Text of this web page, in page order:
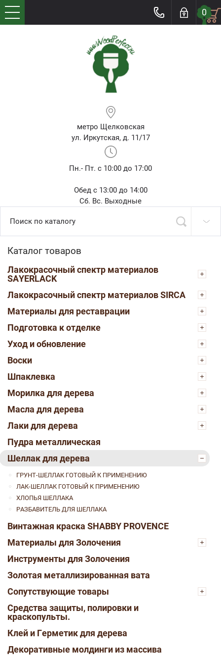
0
метро Щелковская
ул. Иркутская, д. 11/17
Пн.- Пт. с 10:00 до 17:00
Обед с 13:00 до 14:00
Сб. Вс. Выходные
Каталог товаров
Лакокрасочный спектр материалов
SAYERLACK
Лакокрасочный спектр материалов SIRCA
Материалы для реставрации
Подготовка к отделке
Уход и обновление
Воски
Шпаклевка
Морилка для дерева
Масла для дерева
Лаки для дерева
Пудра металлическая
Шеллак для дерева
ГРУНТ-ШЕЛЛАК ГОТОВЫЙ К ПРИМЕНЕНИЮ
ЛАК-ШЕЛЛАК ГОТОВЫЙ К ПРИМЕНЕНИЮ
ХЛОПЬЯ ШЕЛЛАКА
РАЗБАВИТЕЛЬ ДЛЯ ШЕЛЛАКА
Винтажная краска SHABBY PROVENCE
Материалы для Золочения
Инструменты для Золочения
Золотая металлизированная вата
Сопутствующие товары
Средства защиты, полировки и
краскопульты.
Клей и Герметик для дерева
Декоративные молдинги из массива